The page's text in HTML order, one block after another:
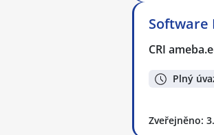
Software
CRI
Plný
Zveřejněno: